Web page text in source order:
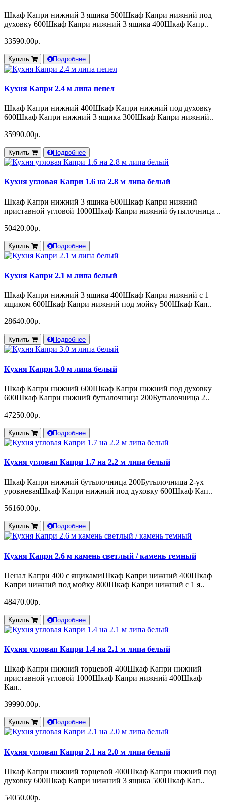
Шкаф Капри нижний 3 ящика 500Шкаф Капри нижний под
духовку 600Шкаф Капри нижний 3 ящика 400Шкаф Капр..
33590.00р.
Купить Подробнее
Кухня Капри 2.4 м липа пепел
Шкаф Капри нижний 400Шкаф Капри нижний под духовку
600Шкаф Капри нижний 3 ящика 300Шкаф Капри нижний..
35990.00р.
Купить Подробнее
Кухня угловая Капри 1.6 на 2.8 м липа белый
Шкаф Капри нижний 3 ящика 600Шкаф Капри нижний
приставной угловой 1000Шкаф Капри нижний бутылочница ..
50420.00р.
Купить Подробнее
Кухня Капри 2.1 м липа белый
Шкаф Капри нижний 3 ящика 400Шкаф Капри нижний с 1
ящиком 600Шкаф Капри нижний под мойку 500Шкаф Кап..
28640.00р.
Купить Подробнее
Кухня Капри 3.0 м липа белый
Шкаф Капри нижний 600Шкаф Капри нижний под духовку
600Шкаф Капри нижний бутылочница 200Бутылочница 2..
47250.00р.
Купить Подробнее
Кухня угловая Капри 1.7 на 2.2 м липа белый
Шкаф Капри нижний бутылочница 200Бутылочница 2-ух
уровневаяШкаф Капри нижний под духовку 600Шкаф Кап..
56160.00р.
Купить Подробнее
Кухня Капри 2.6 м камень светлый / камень темный
Пенал Капри 400 с ящикамиШкаф Капри нижний 400Шкаф
Капри нижний под мойку 800Шкаф Капри нижний с 1 я..
48470.00р.
Купить Подробнее
Кухня угловая Капри 1.4 на 2.1 м липа белый
Шкаф Капри нижний торцевой 400Шкаф Капри нижний
приставной угловой 1000Шкаф Капри нижний 400Шкаф
Кап..
39990.00р.
Купить Подробнее
Кухня угловая Капри 2.1 на 2.0 м липа белый
Шкаф Капри нижний торцевой 400Шкаф Капри нижний под
духовку 600Шкаф Капри нижний 3 ящика 500Шкаф Кап..
54050.00р.